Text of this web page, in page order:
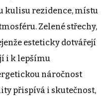
kulisu rezidence, místu
Zelené střechy,
esteticky dotvářejí
i k lepšímu
náročnost
přispívá i skutečnost,